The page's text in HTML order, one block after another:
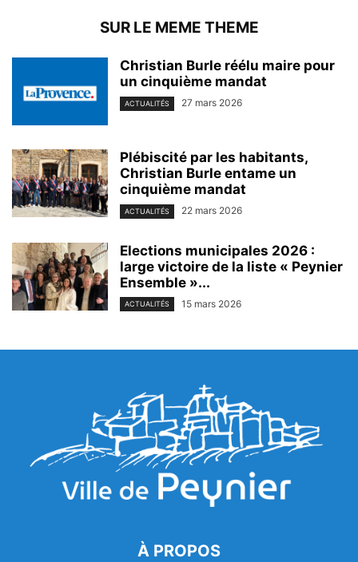
SUR LE MEME THEME
Christian Burle réélu maire pour
un cinquième mandat
ACTUALITÉS 27 mars 2026
Plébiscité par les habitants,
Christian Burle entame un
cinquième mandat
ACTUALITÉS 22 mars 2026
Elections municipales 2026 :
large victoire de la liste « Peynier
Ensemble »...
ACTUALITÉS 15 mars 2026
À PROPOS